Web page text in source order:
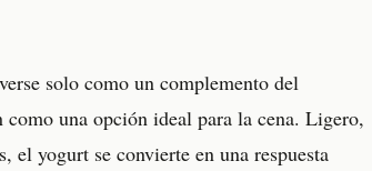
solo como un complemento del
una opción ideal para la cena. Ligero,
el yogurt se convierte en una respuesta